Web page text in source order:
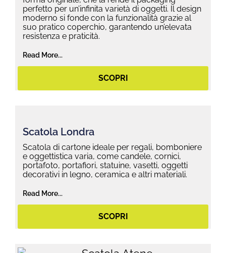
perfetto per un’infinita varietà di oggetti. Il design
moderno si fonde con la funzionalità grazie al
suo pratico coperchio, garantendo un’elevata
resistenza e praticità.
Read More...
SCOPRI
Scatola Londra
Scatola di cartone ideale per regali, bomboniere
e oggettistica varia, come candele, cornici,
portafoto, portafiori, statuine, vasetti, oggetti
decorativi in legno, ceramica e altri materiali.
Read More...
SCOPRI